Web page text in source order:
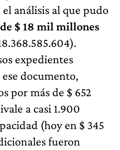
análisis al que pudo
de $ 18 mil millones
expedientes
documento,
por más de $ 652
a casi 1.900
(hoy en $ 345
fueron